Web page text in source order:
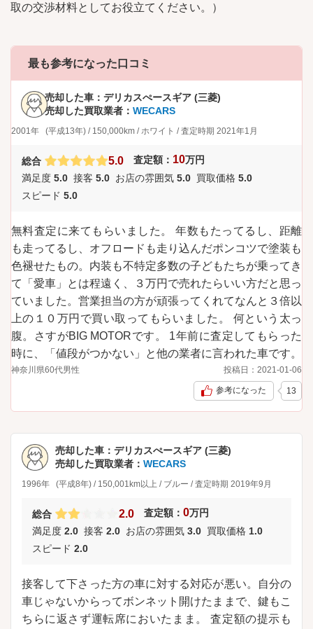
取の交渉材料としてお役立てください。）
最も参考になった口コミ
売却した車： デリカスぺースギア (三菱)
売却した買取業者： WECARS
2001年 (平成13年) / 150,000km / ホワイト /査定時期 2021年1月
総合 5.0 査定額： 10万円
満足度 5.0 接客 5.0 お店の雰囲気 5.0 買取価格 5.0
スピード 5.0
無料査定に来てもらいました。 年数もたってるし、距離
も走ってるし、オフロードも走り込んだポンコツで塗装も
色褪せたもの。内装も不特定多数の子どもたちが乗ってき
て「愛車」とは程遠く、３万円で売れたらいい方だと思っ
ていました。営業担当の方が頑張ってくれてなんと３倍以
上の１０万円で買い取ってもらいました。 何という太っ
腹。さすがBIG MOTORです。 1年前に査定してもらった
時に、「値段がつかない」と他の業者に言われた車です。
神奈川県60代男性 投稿日： 2021-01-06
参考になった 13
売却した車： デリカスぺースギア (三菱)
売却した買取業者： WECARS
1996年 (平成8年) / 150,001km以上 / ブルー /査定時期 2019年9月
総合 2.0 査定額： 0万円
満足度 2.0 接客 2.0 お店の雰囲気 3.0 買取価格 1.0
スピード 2.0
接客して下さった方の車に対する対応が悪い。自分の
車じゃないからってボンネット開けたままで、鍵もこ
ちらに返さず運転席においたまま。 査定額の提示も